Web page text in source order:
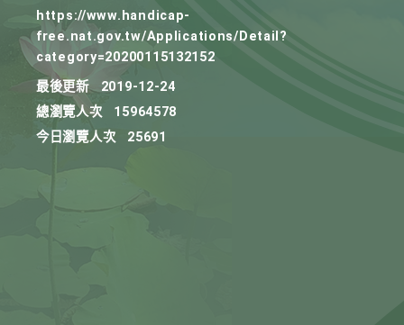
https://www.handicap-
free.nat.gov.tw/Applications/Detail?
category=20200115132152
最後更新
2019-12-24
總瀏覽人次
15964578
今日瀏覽人次
25691